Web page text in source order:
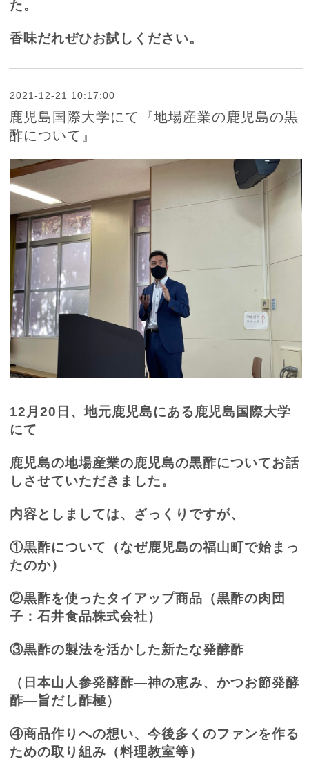
た。
香味だれぜひお試しください。
2021-12-21 10:17:00
鹿児島国際大学にて『地場産業の鹿児島の黒
酢について』
12 月20 日、地元鹿児島にある鹿児島国際大学
にて
鹿児島の地場産業の鹿児島の黒酢についてお話
しさせていただきました。
内容としましては、ざっくりですが、
①黒酢について（なぜ鹿児島の福山町で始まっ
たのか）
②黒酢を使ったタイアップ商品（黒酢の肉団
子：石井食品株式会社）
③黒酢の製法を活かした新たな発酵酢
（日本山人参発酵酢―神の恵み、かつお節発酵
酢―旨だし酢極）
④商品作りへの想い、今後多くのファンを作る
ための取り組み（料理教室等）